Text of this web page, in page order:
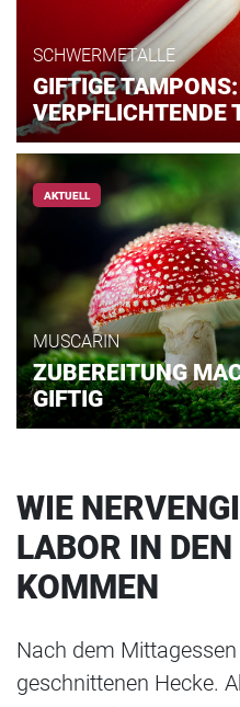
SCHWERMETALLE
GIFTIGE
VERPFLICHTENDE
AKTUELL
MUSCARIN
ZUBEREITUNG
GIFTIG
WIE
LABOR IN
KOMMEN
Nach dem
geschnittenen Hecke.